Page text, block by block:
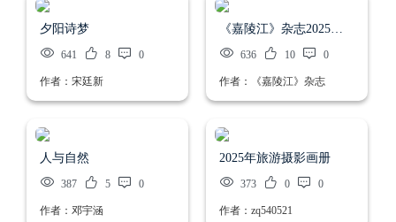
夕阳诗梦
641 8 0
作者：宋廷新
《嘉陵江》杂志2025年第1期（总第79期）
636 10 0
作者：《嘉陵江》杂志
人与自然
387 5 0
作者：邓宇涵
2025年旅游摄影画册
373 0 0
作者：zq540521